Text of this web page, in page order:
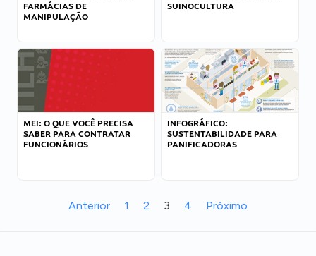
FARMÁCIAS DE
MANIPULAÇÃO
SUINOCULTURA
MEI: O QUE VOCÊ PRECISA
SABER PARA CONTRATAR
FUNCIONÁRIOS
INFOGRÁFICO:
SUSTENTABILIDADE PARA
PANIFICADORAS
Anterior 1 2 3 4 Próximo